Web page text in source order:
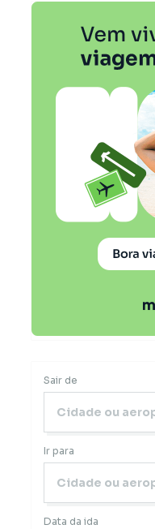
Sair de
Ir para
Data da ida